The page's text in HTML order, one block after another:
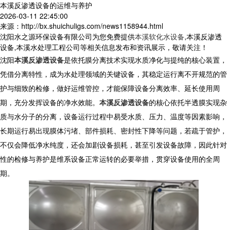
本溪反渗透设备的运维与养护
2026-03-11 22:45:00
来源：http://bx.shuichuligs.com/news1158944.html
沈阳水之源环保设备有限公司为您免费提供本溪软化水设备,本溪反渗透
设备,本溪水处理工程公司等相关信息发布和资讯展示，敬请关注！
沈阳本溪反渗透设备是依托膜分离技术实现水质净化与提纯的核心装置，
凭借分离特性，成为水处理领域的关键设备，其稳定运行离不开规范的管
护与细致的检修，做好运维管控，才能保障设备分离效率、延长使用周
期，充分发挥设备的净水效能。 本溪反渗透设备的核心依托半透膜实现杂
质与水分子的分离，设备运行过程中易受水质、压力、温度等因素影响，
长期运行易出现膜体污堵、部件损耗、密封性下降等问题，若疏于管护，
不仅会降低净水纯度，还会加剧设备损耗，甚至引发设备故障，因此针对
性的检修与养护是维系设备正常运转的必要举措，贯穿设备使用的全周
期。